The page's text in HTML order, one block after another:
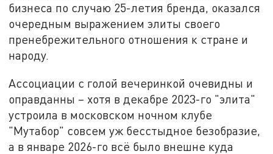
бизнеса по случаю 25-летия бренда, оказался
очередным выражением элиты своего
пренебрежительного отношения к стране и
народу.
Ассоциации с голой вечеринкой очевидны и
оправданны – хотя в декабре 2023-го "элита"
устроила в московском ночном клубе
"Мутабор" совсем уж бесстыдное безобразие,
а в январе 2026-го всё было внешне куда